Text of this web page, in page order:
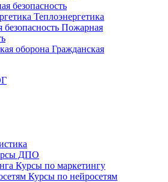
безопасность
Теплоэнергетика
Пожарная
Гражданская
ДПО
Курсы по маркетингу
Курсы по нейросетям